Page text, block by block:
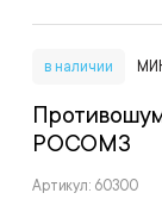
в наличии
РОСОМЗ
Артикул: 60300